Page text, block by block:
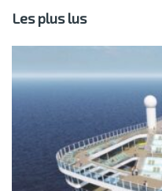
Les plus lus